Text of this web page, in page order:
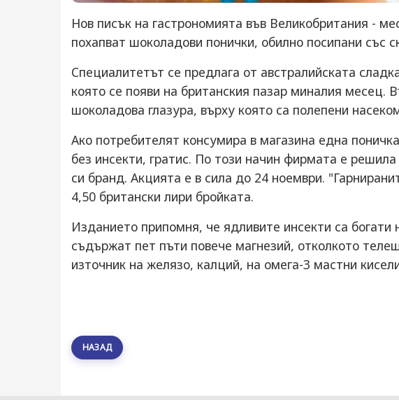
Нов писък на гастрономията във Великобритания -
похапват шоколадови понички, обилно посипани със
Специалитетът се предлага от австралийската
която се появи на британския пазар миналия месец.
шоколадова глазура, върху която са полепени
Ако потребителят консумира в магазина една
без инсекти, гратис. По този начин фирмата е
си бранд. Акцията е в сила до 24 ноември.
4,50 британски лири бройката.
Изданието припомня, че ядливите инсекти са
съдържат пет пъти повече магнезий, отколкото
източник на желязо, калций, на омега-3 мастни
НАЗАД